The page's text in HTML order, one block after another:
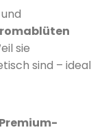
sie
sind – ideal
Premium-